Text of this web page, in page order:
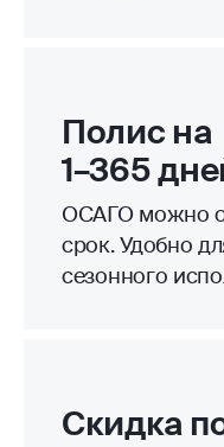
Полис на
1–365
ОСАГО можно
срок. Удобно
сезонного
Скидка